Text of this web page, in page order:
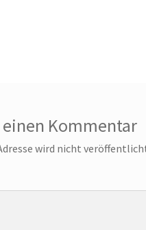
Kommentar
wird nicht